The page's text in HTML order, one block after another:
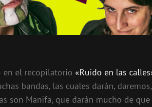
en el recopilatorio «Ruido en las
bandas, las cuales darán,
son Manifa, que darán mucho de